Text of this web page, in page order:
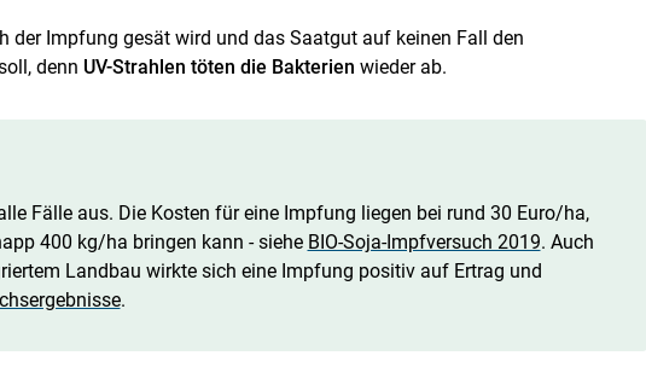
der Impfung gesät wird und das Saatgut auf keinen Fall den
denn UV-Strahlen töten die Bakterien wieder ab.
Fälle aus. Die Kosten für eine Impfung liegen bei rund 30 Euro/ha,
400 kg/ha bringen kann - siehe BIO-Soja-Impfversuch 2019. Auch
Landbau wirkte sich eine Impfung positiv auf Ertrag und
.